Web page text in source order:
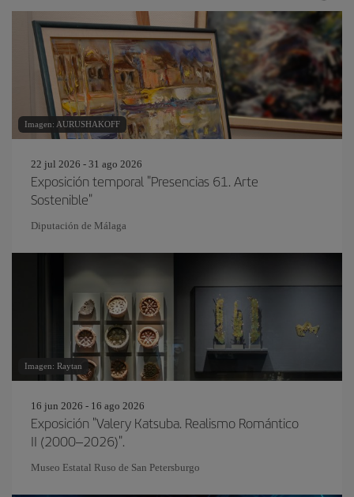
Imagen: AURUSHAKOFF
22 jul 2026 - 31 ago 2026
Exposición temporal "Presencias 61. Arte
Sostenible"
Diputación de Málaga
Imagen: Raytan
16 jun 2026 - 16 ago 2026
Exposición "Valery Katsuba. Realismo Romántico
II (2000–2026)".
Museo Estatal Ruso de San Petersburgo